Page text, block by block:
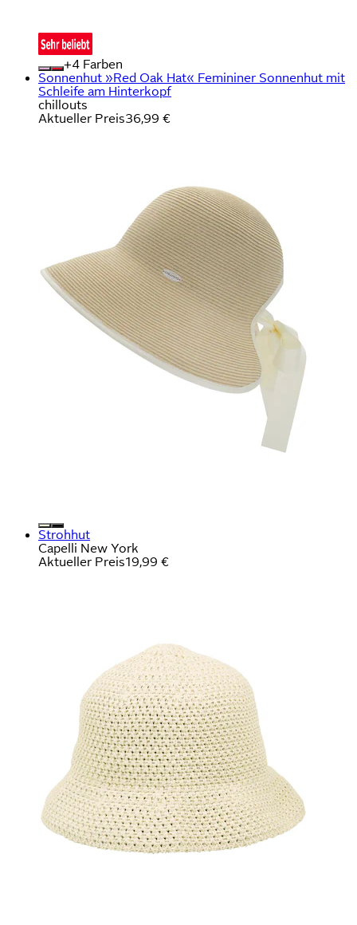
+
Farben
Sonnenhut »Red Oak Hat« Femininer Sonnenhut mit
Schleife am Hinterkopf
chillouts
Aktueller Preis36,99 €
Strohhut
Capelli New York
Aktueller Preis19,99 €